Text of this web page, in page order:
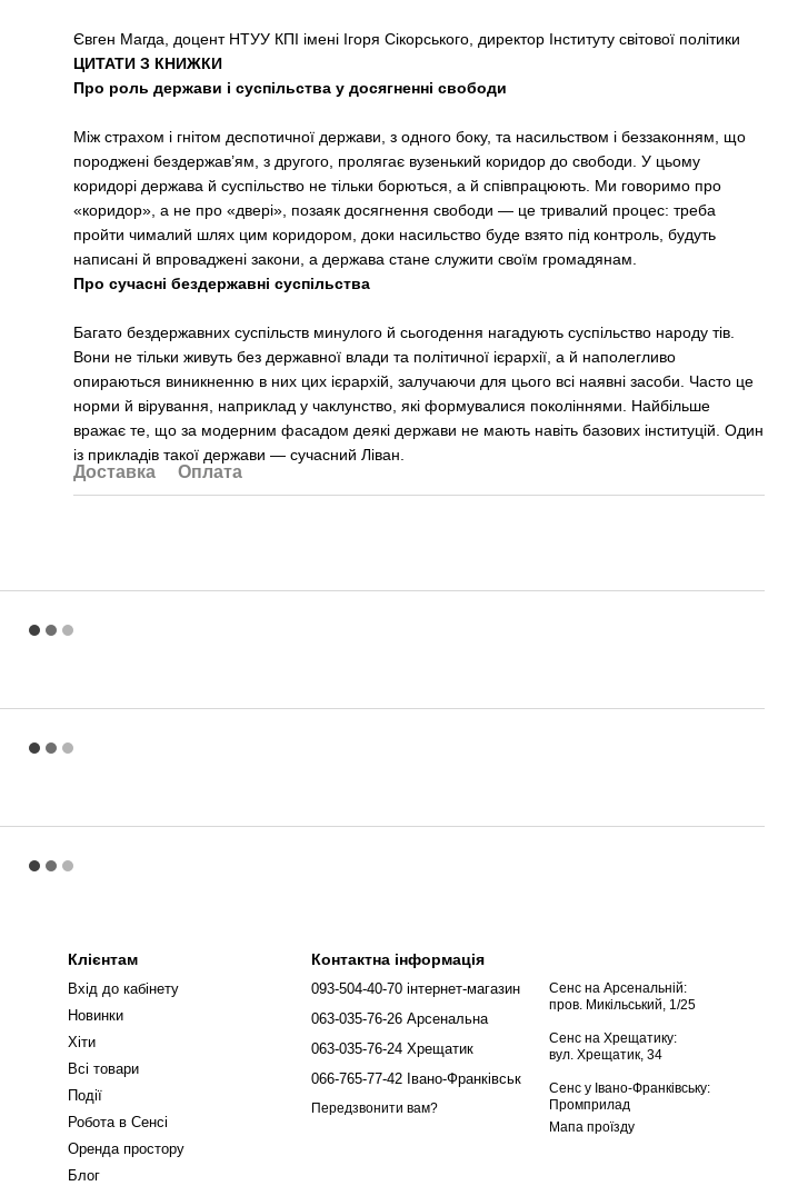
Євген Магда, доцент НТУУ КПІ імені Ігоря Сікорського, директор Інституту світової політики
ЦИТАТИ З КНИЖКИ
Про роль держави і суспільства у досягненні свободи
Між страхом і гнітом деспотичної держави, з одного боку, та насильством і беззаконням, що
породжені бездержав’ям, з другого, пролягає вузенький коридор до свободи. У цьому
коридорі держава й суспільство не тільки борються, а й співпрацюють. Ми говоримо про
«коридор», а не про «двері», позаяк досягнення свободи — це тривалий процес: треба
пройти чималий шлях цим коридором, доки насильство буде взято під контроль, будуть
написані й впроваджені закони, а держава стане служити своїм громадянам.
Про сучасні бездержавні суспільства
Багато бездержавних суспільств минулого й сьогодення нагадують суспільство народу тів.
Вони не тільки живуть без державної влади та політичної ієрархії, а й наполегливо
опираються виникненню в них цих ієрархій, залучаючи для цього всі наявні засоби. Часто це
норми й вірування, наприклад у чаклунство, які формувалися поколіннями. Найбільше
вражає те, що за модерним фасадом деякі держави не мають навіть базових інституцій. Один
із прикладів такої держави — сучасний Ліван.
Доставка Оплата
Клієнтам
Вхід до кабінету
Новинки
Хіти
Всі товари
Події
Робота в Сенсі
Оренда простору
Блог
Контактна інформація
093-504-40-70 інтернет-магазин
063-035-76-26 Арсенальна
063-035-76-24 Хрещатик
066-765-77-42 Івано-Франківськ
Передзвонити вам?
Сенс на Арсенальній:
пров. Микільський, 1/25
Сенс на Хрещатику:
вул. Хрещатик, 34
Сенс у Івано-Франківську:
Промприлад
Мапа проїзду